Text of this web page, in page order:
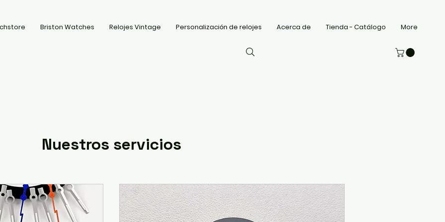
Briston Watches Relojes Vintage Personalización de relojes Acerca de Tienda - Catálogo More
Nuestros servicios